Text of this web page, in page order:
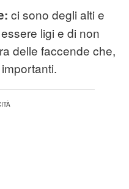
ci sono degli alti e
ligi e di non
delle faccende che,